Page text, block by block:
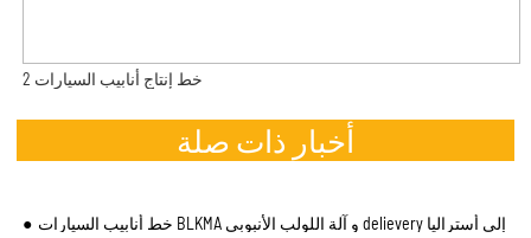
خط إنتاج أنابيب السيارات 2
أخبار ذات صلة
خط أنابيب السيارات BLKMA و آلة اللولب الأنبوبي delievery إلى أستراليا